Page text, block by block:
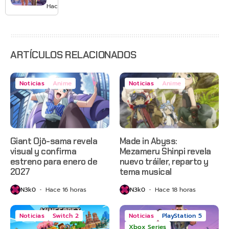
agosto
Hace 2 días
ARTÍCULOS RELACIONADOS
Noticias Anime
Giant Ojō-sama revela
visual y confirma
estreno para enero de
2027
N3k0 Hace 16 horas
Noticias Anime
Made in Abyss:
Mezameru Shinpi revela
nuevo tráiler, reparto y
tema musical
N3k0 Hace 18 horas
Noticias Switch 2 Noticias
PlayStation 5
Xbox Series